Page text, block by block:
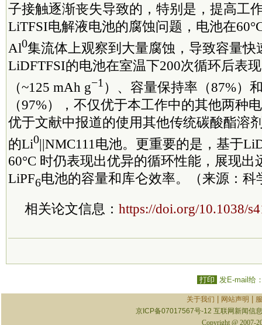
子接触逐渐丧失导致的，特别是，提高工
LiTFSI电解液电池的腐蚀问题，电池在
Al0集流体上观察到大量腐蚀，导致容量快
LiDFTFSI的电池在室温下200次循环后表
（~125 mAh g−1 ）、容量保持率（87%）
（97%），不仅优于本工作中的其他两种
优于文献中报道的使用其他传统碳酸酯溶
的Li0||NMC111电池。更重要的是，基于
60°C 时仍表现出优异的循环性能，展现出
LiPF6电池的容量和库仑效率。（来源：科
相关论文信息： https://doi.org/10.1038/
打印 发E-mail给
关于我们 网站声明
京ICP备07017567号-12 互联网新闻信
Copyright @ 2007-